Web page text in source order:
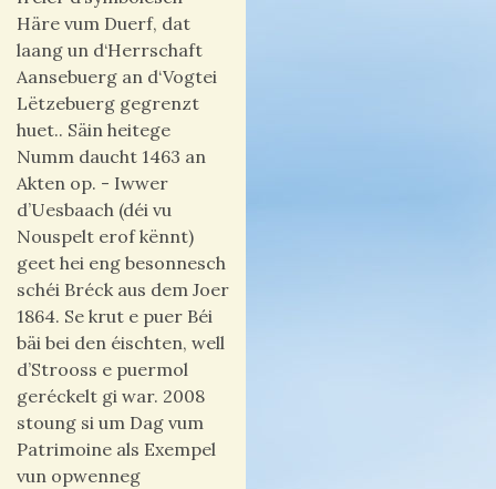
Häre vum Duerf, dat
laang un d‘Herrschaft
Aansebuerg an d‘Vogtei
Lëtzebuerg gegrenzt
huet.. Säin heitege
Numm daucht 1463 an
Akten op. - Iwwer
d’Uesbaach (déi vu
Nouspelt erof kënnt)
geet hei eng besonnesch
schéi Bréck aus dem Joer
1864. Se krut e puer Béi
bäi bei den éischten, well
d’Strooss e puermol
geréckelt gi war. 2008
stoung si um Dag vum
Patrimoine als Exempel
vun opwenneg